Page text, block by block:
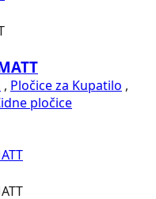
, Pločice za Kupatilo ,
pločice